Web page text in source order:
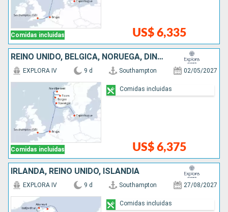
Comidas incluidas US$ 6,335
REINO UNIDO, BÉLGICA, NORUEGA, DINAMARCA
Comidas incluidas
EXPLORA IV 9 d Southampton 02/05/2027
US$ 6,375
Comidas incluidas
IRLANDA, REINO UNIDO, ISLANDIA
EXPLORA IV 9 d Southampton 27/08/2027
Comidas incluidas